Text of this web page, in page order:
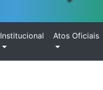
Institucional Atos Oficiais